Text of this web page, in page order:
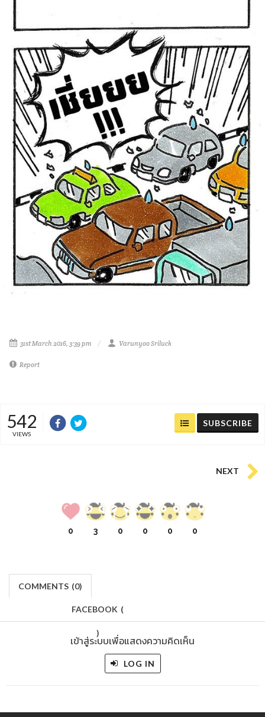
31st March 2016, 3:39 pm Varunyoo Sriluck
Report
542
VIEWS
SUBSCRIBE
NEXT
0 3 0 0 0 0
COMMENTS (0)
FACEBOOK (
)
เข้าสู่ระบบเพื่อแสดงความคิดเห็น
LOG IN